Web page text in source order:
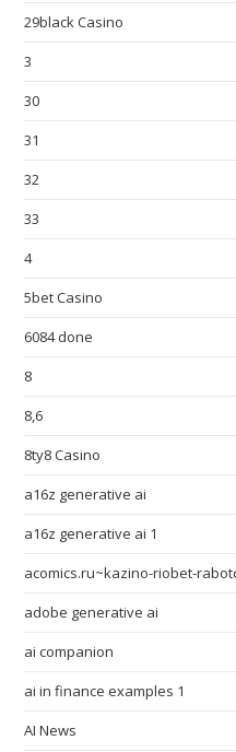
29black Casino
3
30
31
32
33
4
5bet Casino
6084 done
8
8,6
8ty8 Casino
a16z generative ai
a16z generative ai 1
acomics.ru~kazino-riobet-
adobe generative ai
ai companion
ai in finance examples 1
AI News